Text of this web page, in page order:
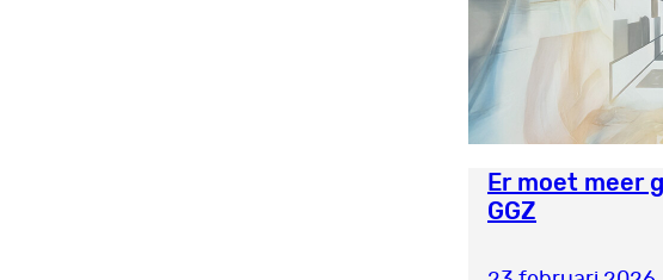
Er moet meer
GGZ